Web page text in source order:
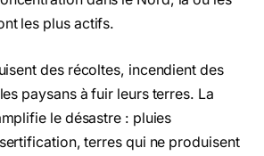
les plus actifs.
des récoltes, incendient des
paysans à fuir leurs terres. La
le désastre : pluies
terres qui ne produisent